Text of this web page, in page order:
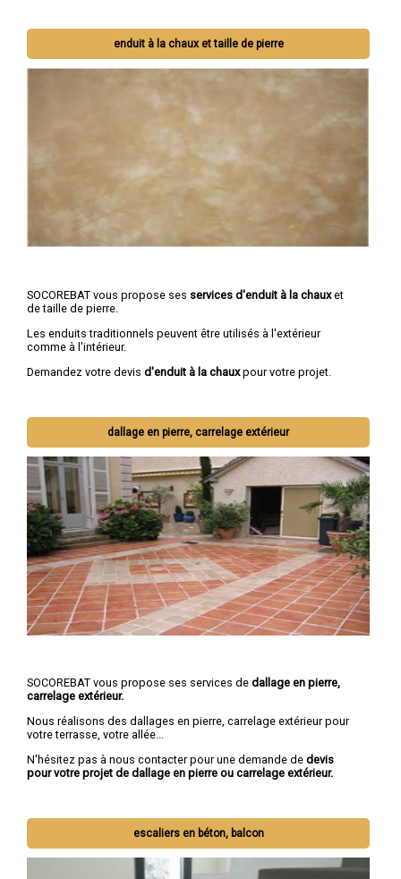
enduit à la chaux et taille de pierre
SOCOREBAT vous propose ses services d'enduit à la chauxet
de taille de pierre.
Les enduits traditionnels peuvent être utilisés à l'extérieur
comme à l'intérieur.
Demandez votre devis d'enduit à la chauxpour votre projet.
dallage en pierre, carrelage extérieur
SOCOREBAT vous propose ses services de dallage en pierre,
carrelage extérieur.
Nous réalisons des dallages en pierre, carrelage extérieur pour
votre terrasse, votre allée...
N'hésitez pas à nous contacter pour une demande de devis
pour votre projet de dallage en pierre ou carrelage extérieur.
escaliers en béton, balcon